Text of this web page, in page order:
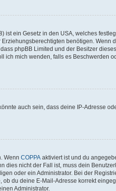
ist ein Gesetz in den USA, welches
benötigen. Wenn
phpBB Limited und der Besitzer
ich mich wenden, falls es Beschwerden
auch sein, dass deine IP-Adresse
Wenn COPPA aktiviert ist und du
dies nicht der Fall ist, muss dein
oder ein Administrator. Bei der
ob du deine E-Mail-Adresse korrekt
Administrator.